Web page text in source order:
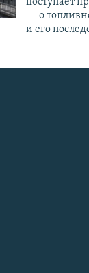
поступает
— о
и его